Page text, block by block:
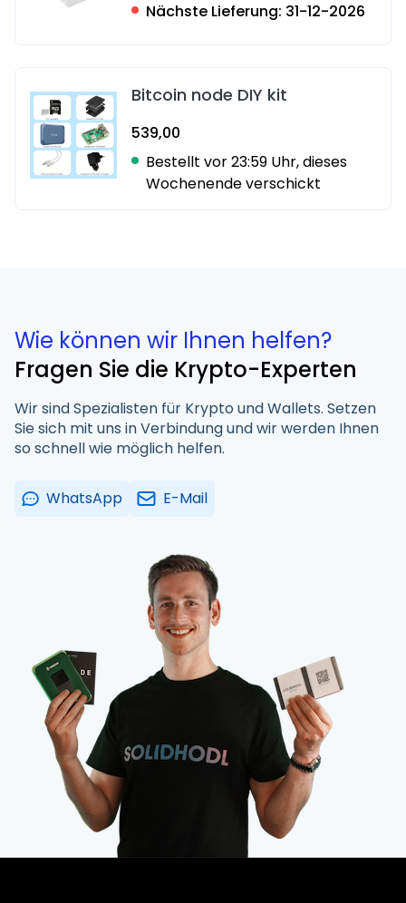
Nächste Lieferung: 31-12-2026
Bitcoin node DIY kit
539,00
Bestellt vor 23:59 Uhr, dieses
Wochenende verschickt
Wie können wir Ihnen helfen?
Fragen Sie die Krypto-Experten
Wir sind Spezialisten für Krypto und Wallets. Setzen
Sie sich mit uns in Verbindung und wir werden Ihnen
so schnell wie möglich helfen.
WhatsApp E-Mail